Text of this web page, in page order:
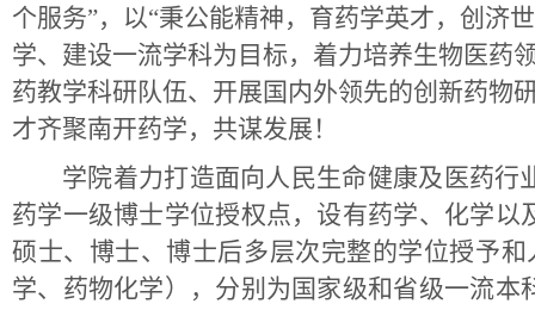
个服务”，以“秉公能精神，育药学英才，创济
学、建设一流学科为目标，着力培养生物医药
药教学科研队伍、开展国内外领先的创新药物
才齐聚南开药学，共谋发展！
学院着力打造面向人民生命健康及医药
药学一级博士学位授权点，设有药学、化学
硕士、博士、博士后多层次完整的学位授予
学、药物化学），分别为国家级和省级一流